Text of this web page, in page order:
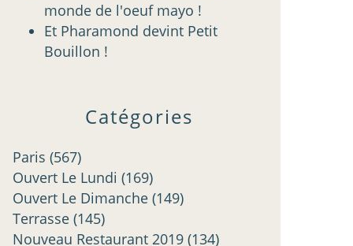
Catégories
Paris (567)
Ouvert Le Lundi (169)
Ouvert Le Dimanche (149)
Terrasse (145)
Nouveau Restaurant 2019 (134)
monde de l'oeuf mayo !
Et Pharamond devint Petit
Bouillon !